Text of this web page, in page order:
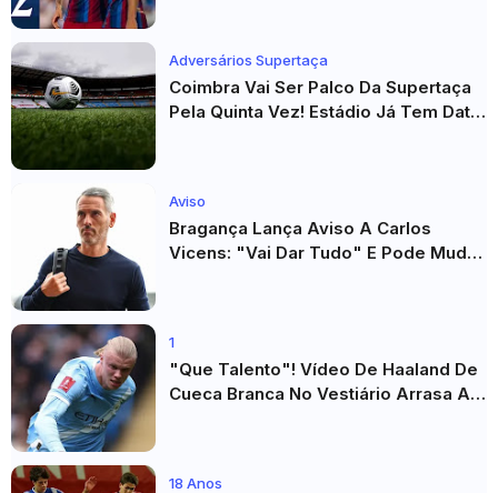
Adversários Supertaça
Coimbra Vai Ser Palco Da Supertaça
Pela Quinta Vez! Estádio Já Tem Data
Aviso
Bragança Lança Aviso A Carlos
Vicens: "Vai Dar Tudo" E Pode Mudar
1
"Que Talento"! Vídeo De Haaland De
Cueca Branca No Vestiário Arrasa A
18 Anos